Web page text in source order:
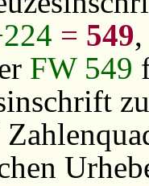
= 549
FW 549